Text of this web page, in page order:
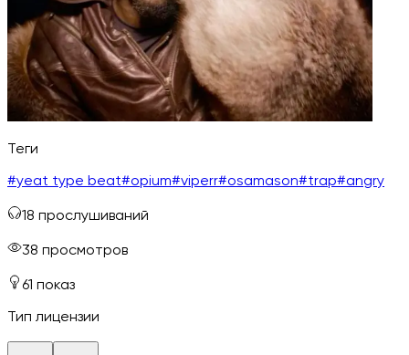
Теги
#yeat type beat#opium#viperr#osamason#trap#angry
18 прослушиваний
38 просмотров
61 показ
Тип лицензии